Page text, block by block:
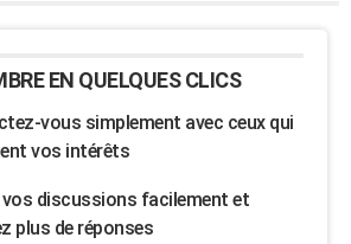
EN QUELQUES CLICS
vous simplement avec ceux qui
vos intérêts
vos discussions facilement et
plus de réponses